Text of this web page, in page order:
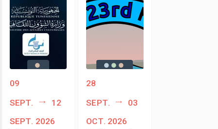
09
sept.
12
sept. 2026
28
sept.
03
oct. 2026